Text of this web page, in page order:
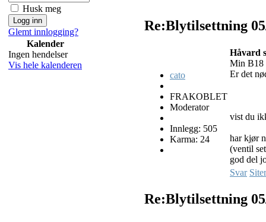
Husk meg
Glemt innlogging?
Kalender
Ingen hendelser
Vis hele kalenderen
Re:Blytilsettning
cato
FRAKOBLET
Moderator
Innlegg: 505
Karma: 24
Håvard
Min B18
Er det
vist du
har kjør
(ventil
god del
Svar Siter
Re:Blytilsettning